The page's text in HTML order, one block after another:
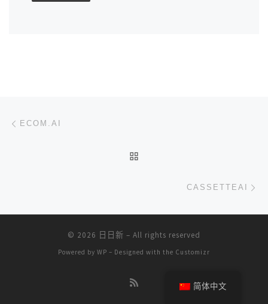
文章导航
ECOM.AI
CASSETTEAI
© 2026 日日新 – All rights reserved
Powered by WP – Designed with the Customizr
简体中文